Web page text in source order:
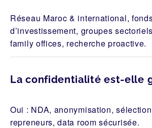
Réseau Maroc & international,
d’investissement, groupes
family offices, recherche proactive.
La confidentialité est-elle
Oui : NDA, anonymisation,
repreneurs, data room sécurisée.